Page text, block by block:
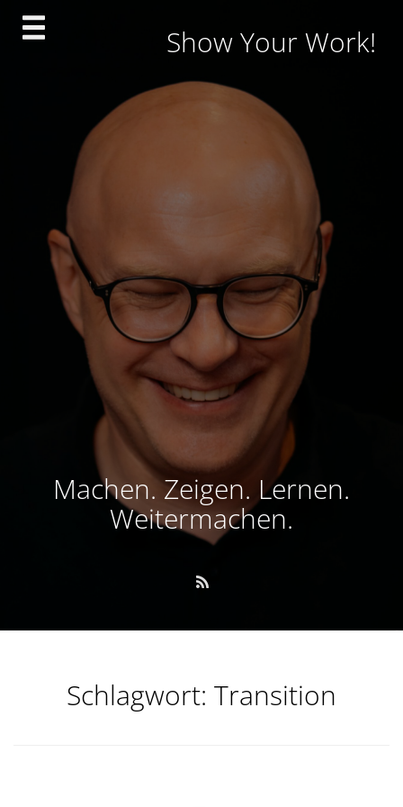
Skip
Show Your Work!
Machen. Zeigen. Lernen.
Weitermachen.
Schlagwort: Transition